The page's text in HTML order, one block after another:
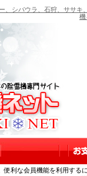
バウラ、石狩、ササキ
機
便利な会員機能を利用する